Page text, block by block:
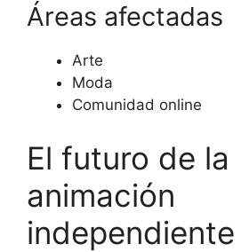
Áreas afectadas
Arte
Moda
Comunidad online
El futuro de la
animación
independiente